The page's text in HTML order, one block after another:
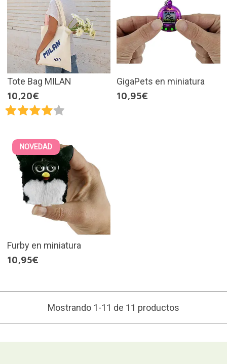
Tote Bag MILAN
10,20€
GigaPets en miniatura
10,95€
NOVEDAD
Furby en miniatura
10,95€
Mostrando 1-11 de 11 productos